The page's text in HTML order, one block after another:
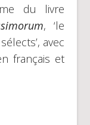
du livre
, ‘le
avec
français et